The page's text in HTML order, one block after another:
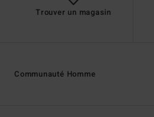
Trouver un magasin
Communauté Homme